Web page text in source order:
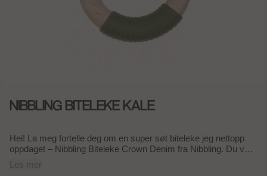
NIBBLING BITELEKE KALE
Hei! La meg fortelle deg om en super søt biteleke jeg nettopp
oppdaget – Nibbling Biteleke Crown Denim fra Nibbling. Du vet,
de små trenger jo noe trygt og morsomt å bite på når de klør i
gommene, og denne er bare helt perfekt! For det første, så ser
Les mer